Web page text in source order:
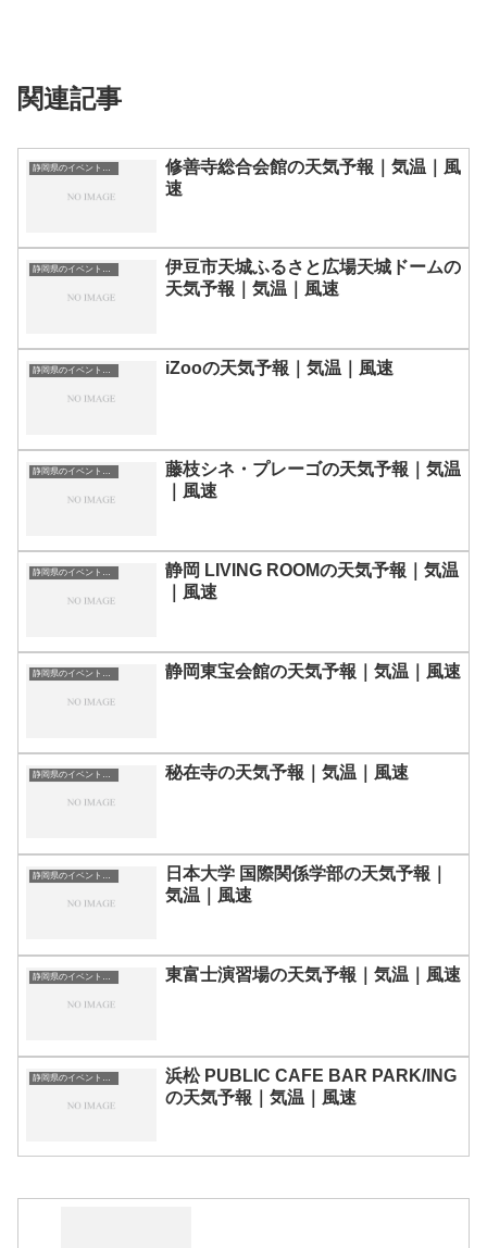
関連記事
静岡県のイベント会場一覧
修善寺総合会館の天気予報｜気温｜風
速
静岡県のイベント会場一覧
伊豆市天城ふるさと広場天城ドームの
天気予報｜気温｜風速
静岡県のイベント会場一覧 iZooの天気予報｜気温｜風速
静岡県のイベント会場一覧
藤枝シネ・プレーゴの天気予報｜気温
｜風速
静岡県のイベント会場一覧
静岡 LIVING ROOMの天気予報｜気温
｜風速
静岡県のイベント会場一覧 静岡東宝会館の天気予報｜気温｜風速
静岡県のイベント会場一覧 秘在寺の天気予報｜気温｜風速
日本大学 国際関係学部の天気予報｜
気温｜風速
東富士演習場の天気予報｜気温｜風速
浜松 PUBLIC CAFE BAR PARK/ING
の天気予報｜気温｜風速